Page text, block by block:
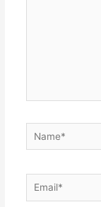
Name*
Email*